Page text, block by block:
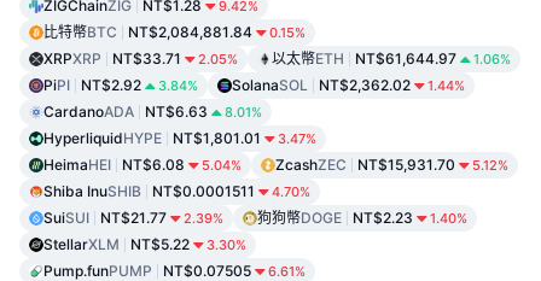
ZIGChainZIG NT$1.28 9.42%
比特幣BTC NT$2,084,881.84 0.15%
XRPXRP NT$33.71 2.05% 以太幣ETH NT$61,644.97 1.06%
PiPI NT$2.92 3.84% SolanaSOL NT$2,362.02 1.44%
CardanoADA NT$6.63 8.01%
HyperliquidHYPE NT$1,801.01 3.47%
HeimaHEI NT$6.08 5.04% ZcashZEC NT$15,931.70 5.12%
Shiba InuSHIB NT$0.0001511 4.70%
SuiSUI NT$21.77 2.39% 狗狗幣DOGE NT$2.23 1.40%
StellarXLM NT$5.22 3.30%
Pump.funPUMP NT$0.07505 6.61%